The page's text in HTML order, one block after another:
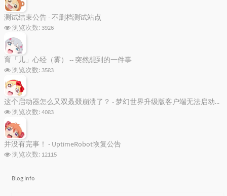
测试结束公告 - 不删档测试站点
浏览次数: 3926
育「儿」心经（雾） -- 突然想到的一件事
浏览次数: 3583
这个启动器怎么又双叒叕崩溃了？ - 梦幻世界升级版客户端无法启动解决方案
浏览次数: 4083
并没有完事！ - UptimeRobot恢复公告
浏览次数: 12115
Blog Info